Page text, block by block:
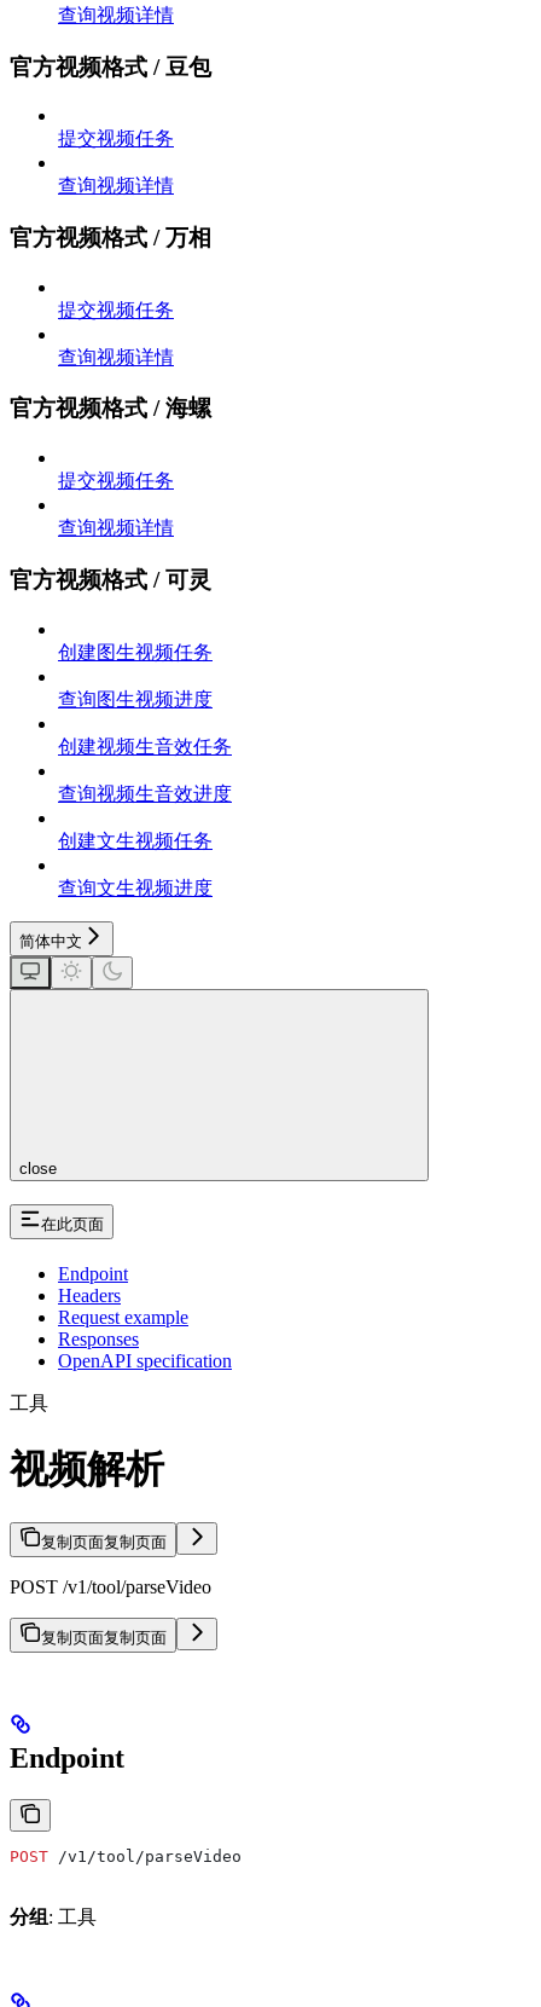
查询视频详情
官方视频格式 / 豆包
提交视频任务
查询视频详情
官方视频格式 / 万相
提交视频任务
查询视频详情
官方视频格式 / 海螺
提交视频任务
查询视频详情
官方视频格式 / 可灵
创建图生视频任务
查询图生视频进度
创建视频生音效任务
查询视频生音效进度
创建文生视频任务
查询文生视频进度
简体中文
close
在此页面
Endpoint
Headers
Request example
Responses
OpenAPI specification
工具
视频解析
复制页面复制页面
POST /v1/tool/parseVideo
复制页面复制页面
Endpoint
POST /v1/tool/parseVideo
分组 : 工具